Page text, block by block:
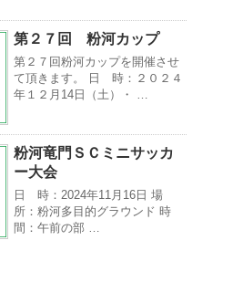
第２７回 粉河カップ
第２７回粉河カップを開催させ
て頂きます。 日 時：２０２４
年１２月14日（土）・ …
粉河竜門ＳＣミニサッカ
ー大会
日 時：2024年11月16日 場
所：粉河多目的グラウンド 時
間：午前の部 …